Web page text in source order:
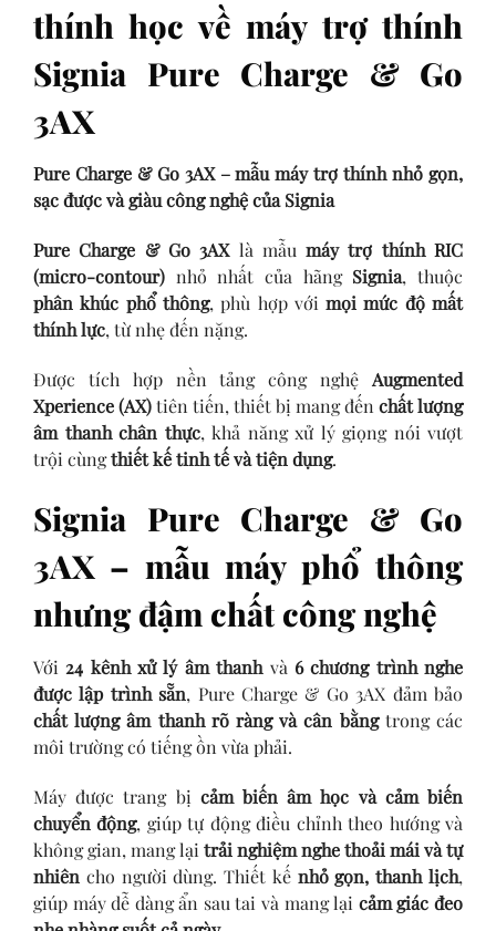
thính học về máy trợ thính
Signia Pure Charge & Go
3AX
Pure Charge & Go 3AX – mẫu máy trợ thính nhỏ gọn,
sạc được và giàu công nghệ của Signia
Pure Charge & Go 3AXlà mẫumáy trợ thính RIC
(micro-contour) nhỏ nhất của hãng Signia, thuộc
phân khúc phổ thông, phù hợp vớimọi mức độ mất
thính lực, từ nhẹ đến nặng.
Được tích hợp nền tảng công nghệ Augmented
Xperience (AX)tiên tiến, thiết bị mang đến chất lượng
âm thanh chân thực, khả năng xử lý giọng nói vượt
trội cùngthiết kế tinh tế và tiện dụng.
Signia Pure Charge & Go
3AX – mẫu máy phổ thông
nhưng đậm chất công nghệ
Với24 kênh xử lý âm thanh và 6 chương trình nghe
được lập trình sẵn, Pure Charge & Go 3AX đảm bảo
chất lượng âm thanh rõ ràng và cân bằngtrong các
môi trường có tiếng ồn vừa phải.
Máy được trang bị cảm biến âm học và cảm biến
chuyển động, giúp tự động điều chỉnh theo hướng và
không gian, mang lại trải nghiệm nghe thoải mái và tự
nhiên cho người dùng. Thiết kế nhỏ gọn, thanh lịch,
giúp máy dễ dàng ẩn sau tai và mang lại cảm giác đeo